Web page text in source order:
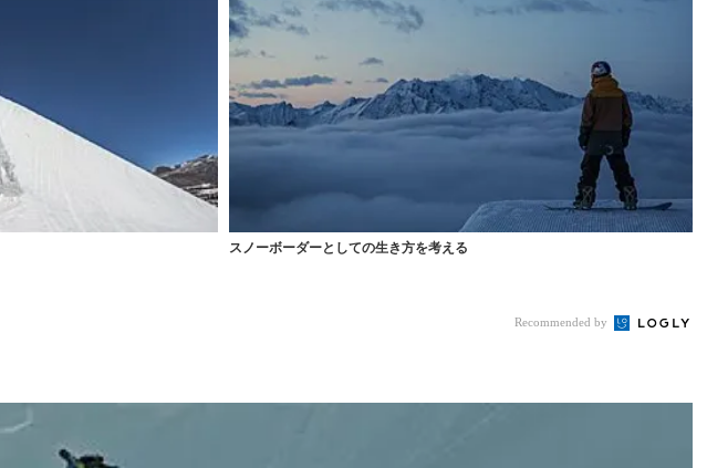
スノーボーダーとしての生き方を考える
Recommended by